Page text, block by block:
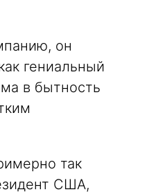
он
гениальный
в бытность
так
США,